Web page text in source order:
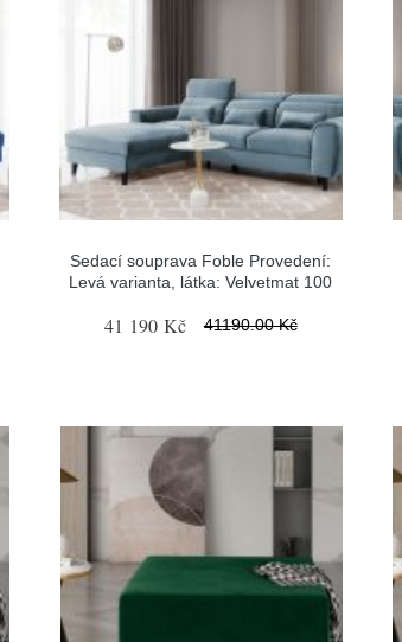
Sedací souprava Foble Provedení:
Levá varianta, látka: Velvetmat 100
41 190 Kč 41190.00 Kč